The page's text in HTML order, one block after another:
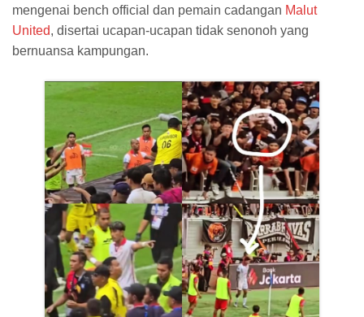
mengenai bench official dan pemain cadangan Malut
United, disertai ucapan-ucapan tidak senonoh yang
bernuansa kampungan.